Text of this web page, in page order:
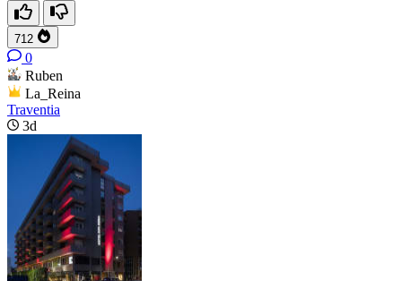
712
0
Ruben
La_Reina
Traventia
3d